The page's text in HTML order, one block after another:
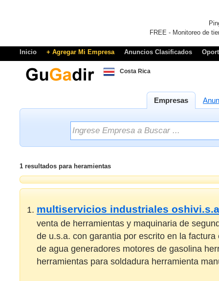
FREE - Monitoreo de
Inicio + Agregar Mi Empresa Anuncios Clasificados
Costa Rica
Empresas
1 resultados para heramientas
multiservicios industriales
venta de herramientas y maquinaria de
de u.s.a. con garantia por escrito en la
de agua generadores motores de gasolina
herramientas para soldadura herramienta